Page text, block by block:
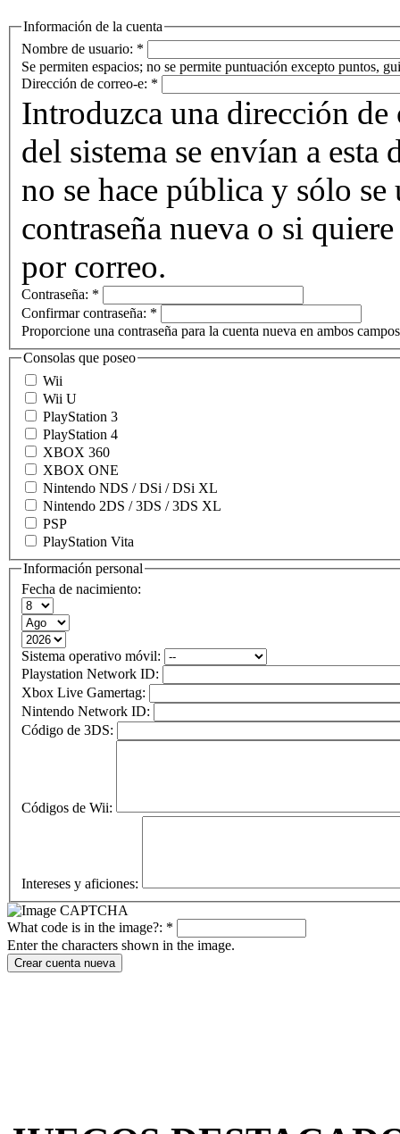
Información de la cuenta
Nombre de usuario: *
Se permiten espacios; no se permite puntuación excepto puntos,
Dirección de correo-e: *
Introduzca una dirección
del sistema se envían a
no se hace pública y sólo
contraseña nueva o si
por correo.
Contraseña: *
Confirmar contraseña: *
Proporcione una contraseña para la cuenta nueva en ambos
Consolas que poseo
Wii
Wii U
PlayStation 3
PlayStation 4
XBOX 360
XBOX ONE
Nintendo NDS / DSi / DSi XL
Nintendo 2DS / 3DS / 3DS XL
PSP
PlayStation Vita
Información personal
Fecha de nacimiento:
Sistema operativo móvil:
Playstation Network ID:
Xbox Live Gamertag:
Nintendo Network ID:
Código de 3DS:
Códigos de Wii:
Intereses y aficiones:
What code is in the image?: *
Enter the characters shown in the image.